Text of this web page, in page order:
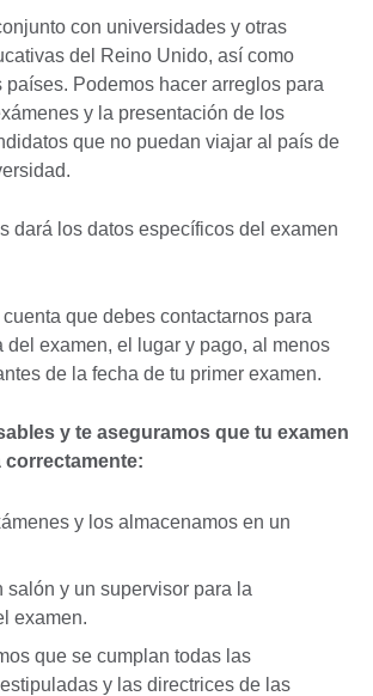
con universidades y otras
del Reino Unido, así como
países. Podemos hacer arreglos para
y la presentación de los
que no puedan viajar al país de
dará los datos específicos del examen
cuenta que debes contactarnos para
del examen, el lugar y pago, al menos
de la fecha de tu primer examen.
y te aseguramos que tu examen
correctamente:
y los almacenamos en un
salón y un supervisor para la
examen.
que se cumplan todas las
y las directrices de las